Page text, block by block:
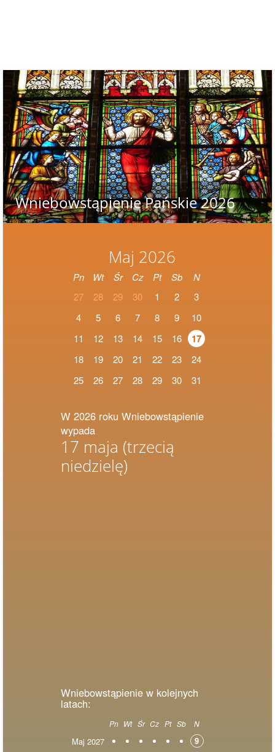
Maj 2026
Pn Wt Śr Cz Pt Sb
N
27
28 29 30 1 2
3
4
5 6 7 8 9
10
11
12 13 14 15 16 17
18 19 20 21 22 23
24
25
26 27 28 29 30 31
W 2026 roku Wniebowstąpienie
wypada
17 maja (trzecią
niedzielę)
Wniebowstąpienie w kolejnych
latach:
Pn Wt Śr Cz Pt Sb N
Maj 2027
9
Wniebowstąpienie Pańskie 2026